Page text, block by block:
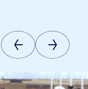
Vorige
afbeelding
Volgende
afbeelding